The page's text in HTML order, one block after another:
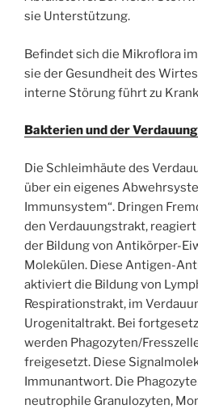
sie Unterstützung.
Befindet sich die Mikroflora
sie der Gesundheit des
interne Störung führt zu
Bakterien und der
Die Schleimhäute des
über ein eigenes
Immunsystem“. Dringen
den Verdauungstrakt,
der Bildung von Antikörper-
Molekülen. Diese Antigen-
aktiviert die Bildung von
Respirationstrakt, im
Urogenitaltrakt. Bei
werden Phagozyten/
freigesetzt. Diese
Immunantwort. Die
neutrophile Granulozyten,